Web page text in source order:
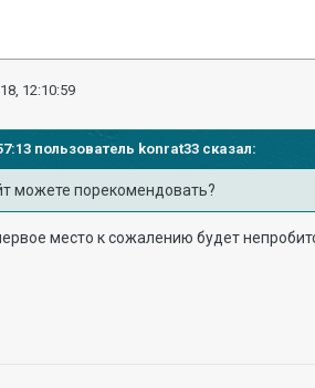
12:10:59
пользователь konrat33 сказал:
можете порекомендовать?
место к сожалению будет